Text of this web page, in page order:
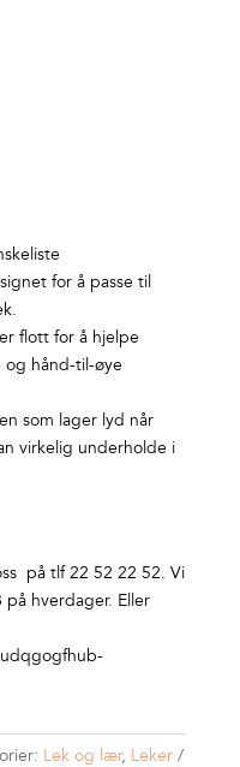
for å passe til
flott for å hjelpe
og hånd-til-øye
som lager lyd når
virkelig underholde i
på tlf 22 52 22 52. Vi
hverdager. Eller
Lek og lær, Leker